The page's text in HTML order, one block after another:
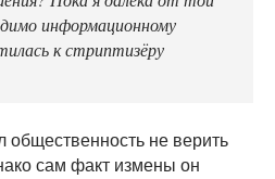
информационному
к стриптизёру
общественность не верить
сам факт измены он